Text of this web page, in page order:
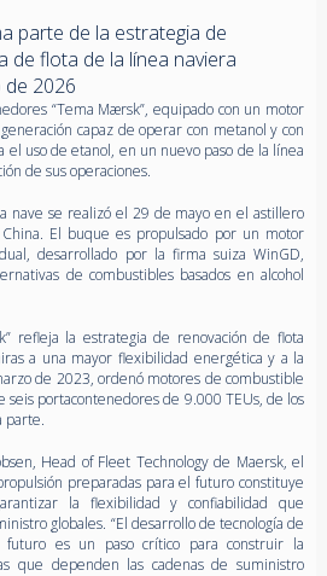
parte de la estrategia de
de flota de la línea naviera
de 2026
“Tema Mærsk”, equipado con un motor
capaz de operar con metanol y con
uso de etanol, en un nuevo paso de la línea
de sus operaciones.
nave se realizó el 29 de mayo en el astillero
El buque es propulsado por un motor
desarrollado por la firma suiza WinGD,
de combustibles basados en alcohol
refleja la estrategia de renovación de flota
a una mayor flexibilidad energética y a la
de 2023, ordenó motores de combustible
seis portacontenedores de 9.000 TEUs, de los
parte.
Head of Fleet Technology de Maersk, el
preparadas para el futuro constituye
la flexibilidad y confiabilidad que
globales. “El desarrollo de tecnología de
es un paso crítico para construir la
que dependen las cadenas de suministro